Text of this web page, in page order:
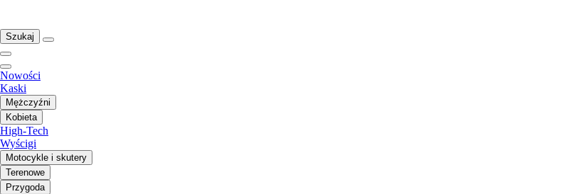
Szukaj
Nowości
Kaski
Mężczyźni
Kobieta
High-Tech
Wyścigi
Motocykle i skutery
Terenowe
Przygoda